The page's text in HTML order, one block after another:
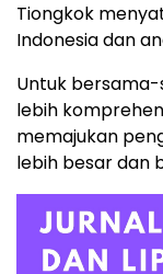
Tiongkok
Indonesia dan
Untuk
lebih
memajukan
lebih besar dan